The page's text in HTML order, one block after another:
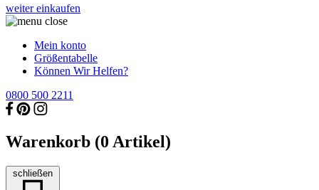
weiter einkaufen
Mein konto
Größentabelle
Können Wir Helfen?
0800 500 2211
Warenkorb (0 Artikel)
schließen